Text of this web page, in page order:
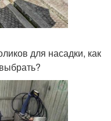
для насадки, как